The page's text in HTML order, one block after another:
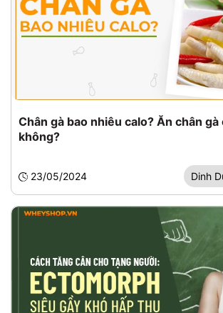
Chân gà bao nhiêu calo? Ăn chân gà
không?
23/05/2024 Dinh